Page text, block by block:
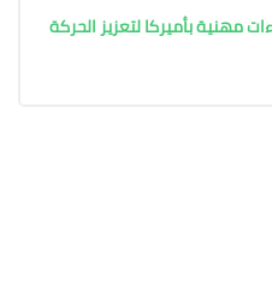
مهنية بأميركا لتعزيز الحركة